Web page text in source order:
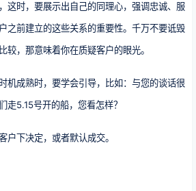
这时，要展示出自己的同理心，强调忠诚、服
之前建立的这些关系的重要性。千万不要诋毁
较，那意味着你在质疑客户的眼光。
机成熟时，要学会引导，比如：与您的谈话很
走5.15号开的船，您看怎样？
户下决定，或者默认成交。